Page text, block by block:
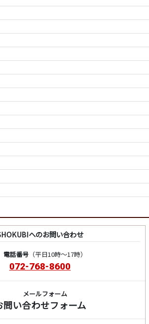
へのお問い合わせ
電話番号（平日10時～17時）
072-768-8600
メールフォーム
問い合わせフォーム